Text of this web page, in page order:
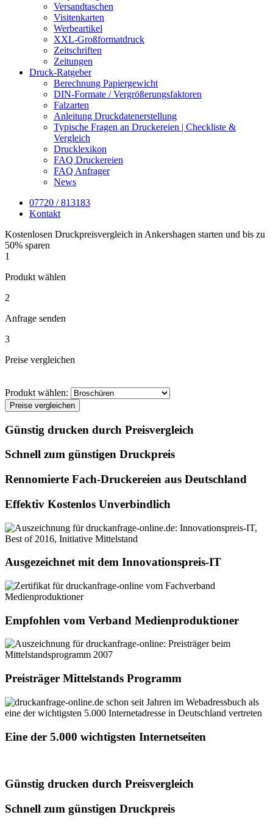
Versandtaschen
Visitenkarten
Werbeartikel
XXL-Großformatdruck
Zeitschriften
Zeitungen
Druck-Ratgeber
Berechnung Papiergewicht
DIN-Formate / Vergrößerungsfaktoren
Falzarten
Anleitung Druckdatenerstellung
Typische Fragen an Druckereien | Checkliste &
Vergleich
Drucklexikon
FAQ Druckereien
FAQ Anfrager
News
07720 / 813183
Kontakt
Kostenlosen Druckpreisvergleich in Ankershagen starten und bis zu
50% sparen
1
Produkt wählen
2
Anfrage senden
3
Preise vergleichen
Produkt wählen:
Preise vergleichen
Günstig drucken durch Preisvergleich
Schnell zum günstigen Druckpreis
Rennomierte Fach-Druckereien aus Deutschland
Effektiv Kostenlos Unverbindlich
Ausgezeichnet mit dem Innovationspreis-IT
Empfohlen vom Verband Medienproduktioner
Preisträger Mittelstands Programm
Eine der 5.000 wichtigsten Internetseiten
Günstig drucken durch Preisvergleich
Schnell zum günstigen Druckpreis